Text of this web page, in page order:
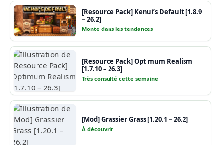
[Resource Pack] Kenui’s Default [1.8.9
– 26.2]
Monte dans les tendances
[Resource Pack] Optimum Realism
[1.7.10 – 26.3]
Très consulté cette semaine
[Mod] Grassier Grass [1.20.1 – 26.2]
À découvrir